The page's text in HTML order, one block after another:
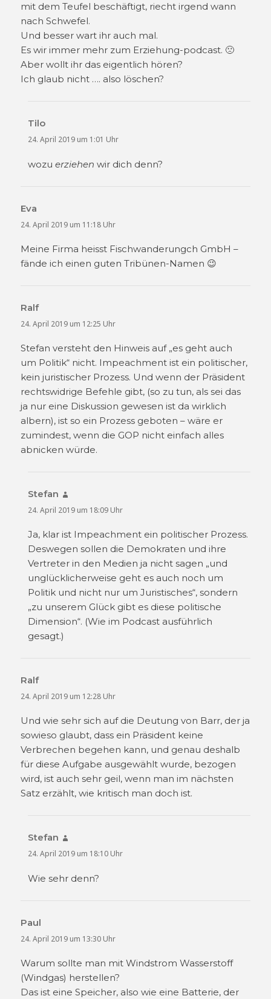
mit dem Teufel beschäftigt, riecht irgend wann
nach Schwefel.
Und besser wart ihr auch mal.
Es wir immer mehr zum Erziehung-podcast. 🙁
Aber wollt ihr das eigentlich hören?
Ich glaub nicht …. also löschen?
Tilo
24. April 2019 um 1:01 Uhr
wozuerziehen wir dich denn?
Eva
24. April 2019 um 11:18 Uhr
Meine Firma heisst Fischwanderungch GmbH –
fände ich einen guten Tribünen-Namen 😉
Ralfsagt:
24. April 2019 um 12:25 Uhr
Stefan versteht den Hinweis auf „es geht auch
um Politik“ nicht. Impeachment ist ein politischer,
kein juristischer Prozess. Und wenn der Präsident
rechtswidrige Befehle gibt, (so zu tun, als sei das
ja nur eine Diskussion gewesen ist da wirklich
albern), ist so ein Prozess geboten – wäre er
zumindest, wenn die GOP nicht einfach alles
abnicken würde.
Stefan
24. April 2019 um 18:09 Uhr
Ja, klar ist Impeachment ein politischer Prozess.
Deswegen sollen die Demokraten und ihre
Vertreter in den Medien ja nicht sagen „und
unglücklicherweise geht es auch noch um
Politik und nicht nur um Juristisches“, sondern
„zu unserem Glück gibt es diese politische
Dimension“. (Wie im Podcast ausführlich
gesagt.)
Ralfsagt:
24. April 2019 um 12:28 Uhr
Und wie sehr sich auf die Deutung von Barr, der ja
sowieso glaubt, dass ein Präsident keine
Verbrechen begehen kann, und genau deshalb
für diese Aufgabe ausgewählt wurde, bezogen
wird, ist auch sehr geil, wenn man im nächsten
Satz erzählt, wie kritisch man doch ist.
Stefan
24. April 2019 um 18:10 Uhr
Wie sehr denn?
Paul
24. April 2019 um 13:30 Uhr
Warum sollte man mit Windstrom Wasserstoff
(Windgas) herstellen?
Das ist eine Speicher, also wie eine Batterie, der